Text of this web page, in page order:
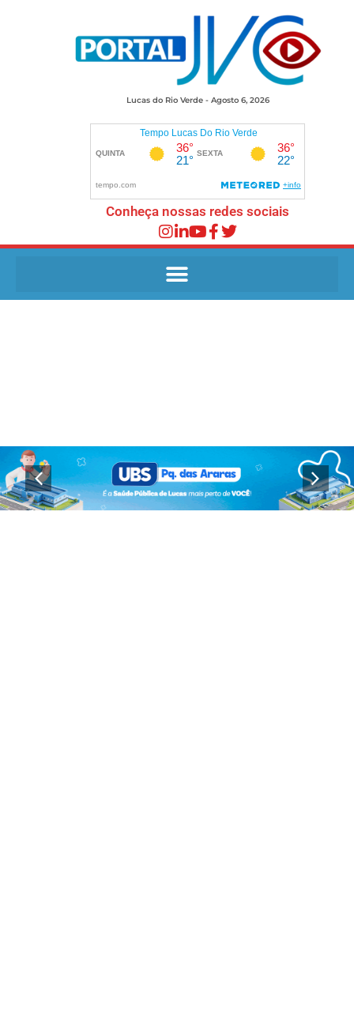
Lucas do Rio Verde - Agosto 6, 2026
Conheça nossas redes sociais